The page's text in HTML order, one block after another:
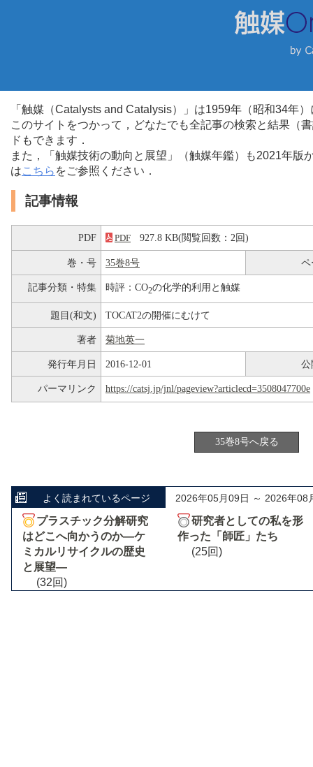
「触媒（Catalysts and Catalysis）」は1959年（昭和34年
このサイトをつかって，どなたでも全記事の検索と結果（
ドもできます．
また，「触媒技術の動向と展望」（触媒年鑑）も2021年
はこちら をご参照ください．
記事情報
PDF PDF 927.8 KB(閲覧回数：2回)
巻・号 35巻8号 ペ
記事分類・特集 時評：CO2の化学的利用と触媒
題目(和文) TOCAT2の開催にむけて
著者 菊地英一
発行年月日 2016-12-01 公
パーマリンク https://catsj.jp/jnl/pageview?articlecd=3508047700e
35巻8号へ戻る
よく読まれているページ 2026年05月09日 ～ 2026年08
プラスチック分解研究
はどこへ向かうのか―ケ
ミカルリサイクルの歴史
と展望―
(32回)
研究者としての私を形
作った「師匠」たち
(25回)